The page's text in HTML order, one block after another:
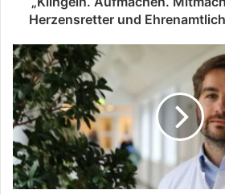
Herzensretter und